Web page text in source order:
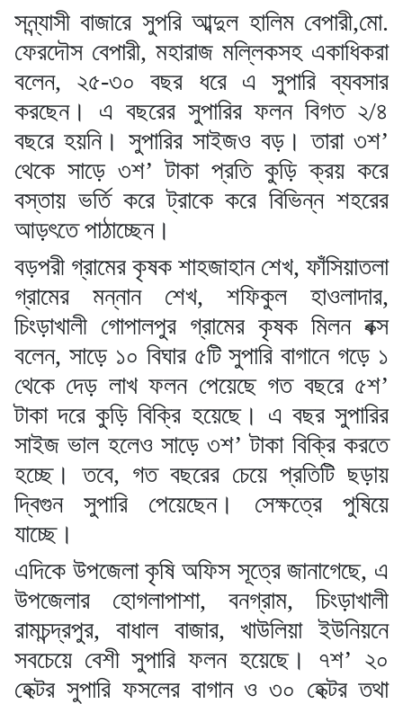
সন্ন্যাসী বাজারে সুপরি আব্দুল হালিম বেপারী,মো.
ফেরদৌস বেপারী, মহারাজ মল্লিকসহ একাধিকরা
বলেন, ২৫-৩০ বছর ধরে এ সুপারি ব্যবসার
করছেন। এ বছরের সুপারির ফলন বিগত ২/৪
বছরে হয়নি। সুপারির সাইজও বড়। তারা ৩শ’
থেকে সাড়ে ৩শ’ টাকা প্রতি কুড়ি ক্রয় করে
বস্তায় ভর্তি করে ট্রাকে করে বিভিন্ন শহরের
আড়ৎতে পাঠাচ্ছেন।
বড়পরী গ্রামের কৃষক শাহজাহান শেখ, ফাঁসিয়াতলা
গ্রামের মন্নান শেখ, শফিকুল হাওলাদার,
চিংড়াখালী গোপালপুর গ্রামের কৃষক মিলন বক্স
বলেন, সাড়ে ১০ বিঘার ৫টি সুপারি বাগানে গড়ে ১
থেকে দেড় লাখ ফলন পেয়েছে গত বছরে ৫শ’
টাকা দরে কুড়ি বিক্রি হয়েছে। এ বছর সুপারির
সাইজ ভাল হলেও সাড়ে ৩শ’ টাকা বিক্রি করতে
হচ্ছে। তবে, গত বছরের চেয়ে প্রতিটি ছড়ায়
দ্বিগুন সুপারি পেয়েছেন। সেক্ষত্রে পুষিয়ে
যাচ্ছে।
এদিকে উপজেলা কৃষি অফিস সূত্রে জানাগেছে, এ
উপজেলার হোগলাপাশা, বনগ্রাম, চিংড়াখালী
রামচন্দ্রপুর, বাধাল বাজার, খাউলিয়া ইউনিয়নে
সবচেয়ে বেশী সুপারি ফলন হয়েছে। ৭শ’ ২০
হেক্টর সুপারি ফসলের বাগান ও ৩০ হেক্টর তথা